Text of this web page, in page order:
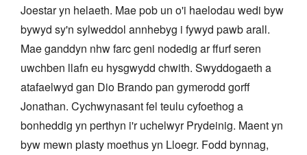
Joestar yn helaeth. Mae pob un o'i haelodau wedi byw
bywyd sy'n sylweddol annhebyg i fywyd pawb arall.
Mae ganddyn nhw farc geni nodedig ar ffurf seren
uwchben llafn eu hysgwydd chwith. Swyddogaeth a
atafaelwyd gan Dio Brando pan gymerodd gorff
Jonathan. Cychwynasant fel teulu cyfoethog a
bonheddig yn perthyn i'r uchelwyr Prydeinig. Maent yn
byw mewn plasty moethus yn Lloegr. Fodd bynnag,